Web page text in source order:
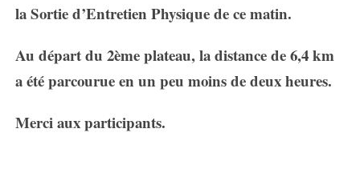
la Sortie d’Entretien Physique de ce matin.
Au départ du 2ème plateau, la distance de 6,4 km
a été parcourue en un peu moins de deux heures.
Merci aux participants.